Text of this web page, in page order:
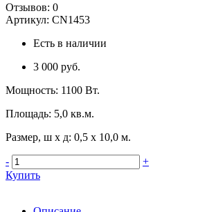
Отзывов: 0
Артикул: CN1453
Есть в наличии
3 000 руб.
Мощность: 1100 Вт.
Площадь: 5,0 кв.м.
Размер, ш х д: 0,5 х 10,0 м.
-
+
Купить